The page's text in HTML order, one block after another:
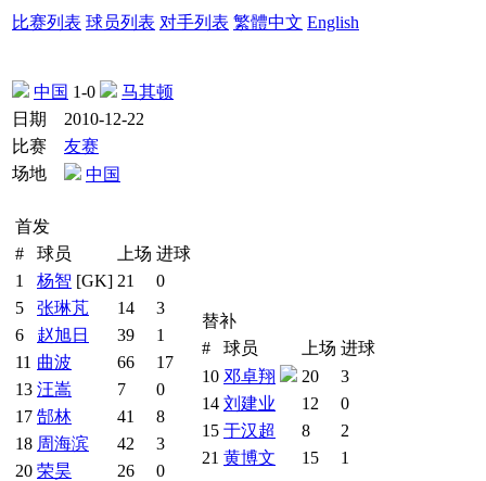
比赛列表 球员列表 对手列表 繁體中文 English
中国 1-0
马其顿
日期
2010-12-22
比赛
友赛
场地
中国
首发
#
球员 上场 进球
1
杨智 [GK] 21
0
5
张琳芃 14
3
6
赵旭日 39
1
11 曲波 66
17
13 汪嵩 7
0
17 郜林 41
8
18 周海滨 42
3
20 荣昊 26
0
替补
#
球员 上场 进球
10 邓卓翔 20
3
14 刘建业 12
0
15 于汉超 8
2
21 黄博文 15 1